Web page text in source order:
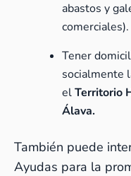
abastos y
comerciales).
Tener
socialmente
elTerritorio
Álava.
También puede
Ayudas para la